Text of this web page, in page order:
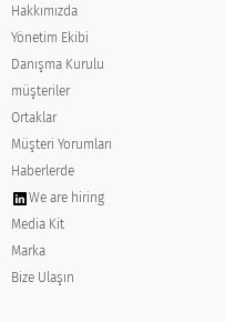
Hakkımızda
Yönetim Ekibi
Danışma Kurulu
müşteriler
Ortaklar
Müşteri Yorumları
Haberlerde
We are hiring
Media Kit
Marka
Bize Ulaşın